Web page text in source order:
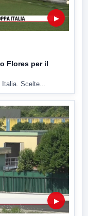
▶
Flores per il
Italia. Scelte...
▶